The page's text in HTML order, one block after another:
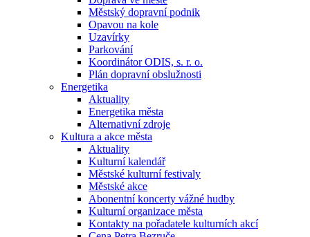
Městský dopravní podnik
Opavou na kole
Uzavírky
Parkování
Koordinátor ODIS, s. r. o.
Plán dopravní obslužnosti
Energetika
Aktuality
Energetika města
Alternativní zdroje
Kultura a akce města
Aktuality
Kulturní kalendář
Městské kulturní festivaly
Městské akce
Abonentní koncerty vážné hudby
Kulturní organizace města
Kontakty na pořadatele kulturních akcí